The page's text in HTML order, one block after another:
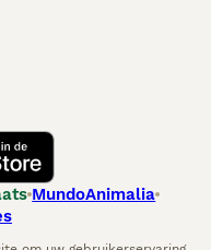
MundoAnimalia